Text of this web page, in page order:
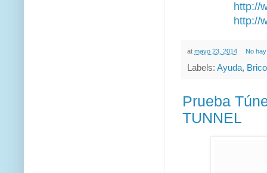
http://
http://
at mayo 23, 2014 No
Labels: Ayuda,
Prueba
TUNNEL